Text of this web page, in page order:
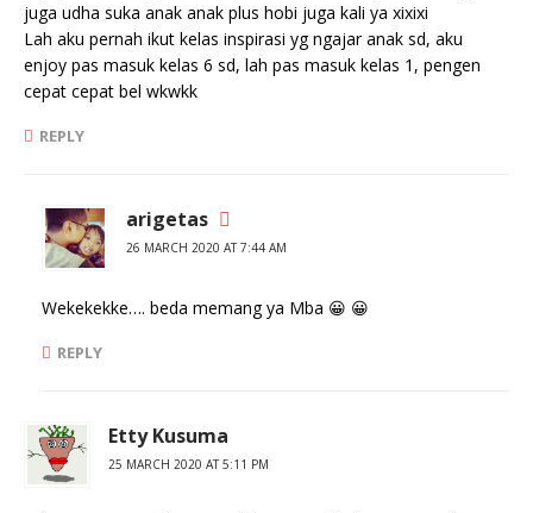
juga udha suka anak anak plus hobi juga kali ya xixixi
Lah aku pernah ikut kelas inspirasi yg ngajar anak sd, aku
enjoy pas masuk kelas 6 sd, lah pas masuk kelas 1, pengen
cepat cepat bel wkwkk
REPLY
arigetas
26 MARCH 2020 AT 7:44 AM
Wekekekke…. beda memang ya Mba 😀 😀
REPLY
Etty Kusuma
25 MARCH 2020 AT 5:11 PM